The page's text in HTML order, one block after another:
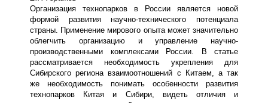
Организация технопарков в России является новой
формой развития научно-технического потенциала
страны. Применение мирового опыта может значительно
облегчить организацию и управление научно-
производственными комплексами России. В статье
рассматривается необходимость укрепления для
Сибирского региона взаимоотношений с Китаем, а так
же необходимость понимать особенности развития
технопарков Китая и Сибири, видеть отличия и